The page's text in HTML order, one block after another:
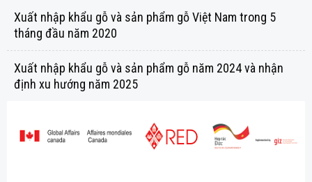
Xuất nhập khẩu gỗ và sản phẩm gỗ Việt Nam trong 5
tháng đầu năm 2020
Xuất nhập khẩu gỗ và sản phẩm gỗ năm 2024 và nhận
định xu hướng năm 2025